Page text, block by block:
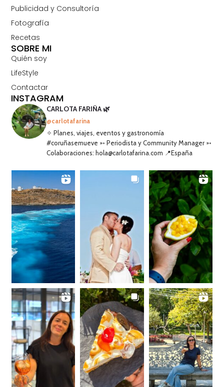
SOBRE MI
Quién soy
LifeStyle
Contactar
Publicidad y Consultoría
Fotografía
Recetas
INSTAGRAM
CARLOTA FARIÑA 🌿
@carlotafarina
✧ Planes, viajes, eventos y gastronomía
#coruñasemueve ➳ Periodista y Community Manager ➳
Colaboraciones: hola@carlotafarina.com 📍España